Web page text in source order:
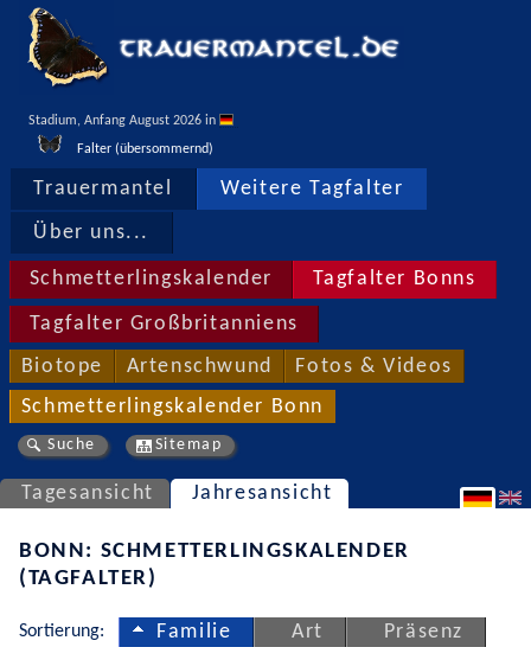
Stadium, Anfang August 2026 in
Falter (übersommernd)
Trauermantel Weitere Tagfalter
Über uns...
Schmetterlingskalender Tagfalter Bonns
Tagfalter Großbritanniens
Biotope Artenschwund Fotos & Videos
Schmetterlingskalender Bonn
Suche Sitemap
Tagesansicht Jahresansicht
BONN: SCHMETTERLINGSKALENDER
(TAGFALTER)
Sortierung: Familie Art
Präsenz